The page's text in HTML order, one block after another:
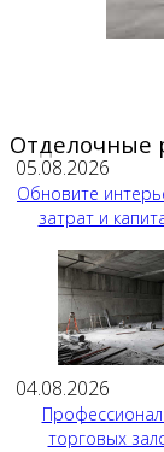
Отделочные
05.08.2026
Обновите
затрат и
04.08.2026
торговых